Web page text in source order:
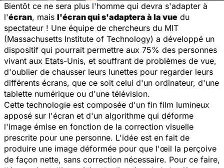
Bientôt ce ne sera plus l'homme qui devra s'adapter à
l'écran, mais l'écran qui s'adaptera à la vue du
spectateur ! Une équipe de chercheurs du MIT
(Massachusetts Institute of Technology) a développé un
dispositif qui pourrait permettre aux 75% des personnes
vivant aux Etats-Unis, et souffrant de problèmes de vue,
d'oublier de chausser leurs lunettes pour regarder leurs
différents écrans, que ce soit celui d'un ordinateur, d'une
tablette numérique ou d'une télévision.
Cette technologie est composée d'un fin film lumineux
apposé sur l'écran et d'un algorithme qui déforme
l'image émise en fonction de la correction visuelle
prescrite pour une personne. L'idée est en fait de
produire une image déformée pour que l'œil la perçoive
de façon nette, sans correction nécessaire. Pour ce faire,